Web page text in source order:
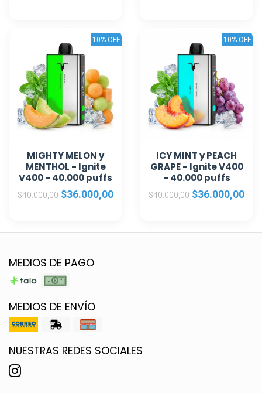
10% OFF
MIGHTY MELON y
MENTHOL - Ignite
V400 - 40.000 puffs
$40.000,00 $36.000,00
10% OFF
ICY MINT y PEACH
GRAPE - Ignite V400
- 40.000 puffs
$40.000,00 $36.000,00
MEDIOS DE PAGO
MEDIOS DE ENVÍO
NUESTRAS REDES SOCIALES